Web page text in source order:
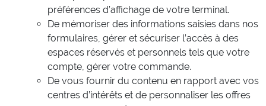
préférences d’affichage de votre terminal.
De mémoriser des informations saisies dans nos
formulaires, gérer et sécuriser l’accès à des
espaces réservés et personnels tels que votre
compte, gérer votre commande.
De vous fournir du contenu en rapport avec vos
centres d’intérêts et de personnaliser les offres